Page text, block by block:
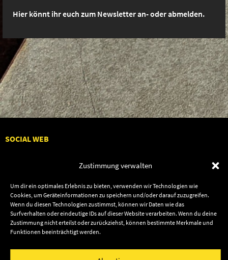
Zustimmung verwalten
Um dir ein optimales Erlebnis zu bieten, verwenden wir Technologien wie
Cookies, um Geräteinformationen zu speichern und/oder darauf zuzugreifen.
Wenn du diesen Technologien zustimmst, können wir Daten wie das
Surfverhalten oder eindeutige IDs auf dieser Website verarbeiten. Wenn du deine
Zustimmung nicht erteilst oder zurückziehst, können bestimmte Merkmale und
Funktionen beeinträchtigt werden.
Hier könnt ihr euch zum Newsletter an- oder abmelden.
SOCIAL WEB
Audiolith
News
Artists
Contact Us
Dates
Shop